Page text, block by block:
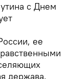
с Днем
ее
держава,